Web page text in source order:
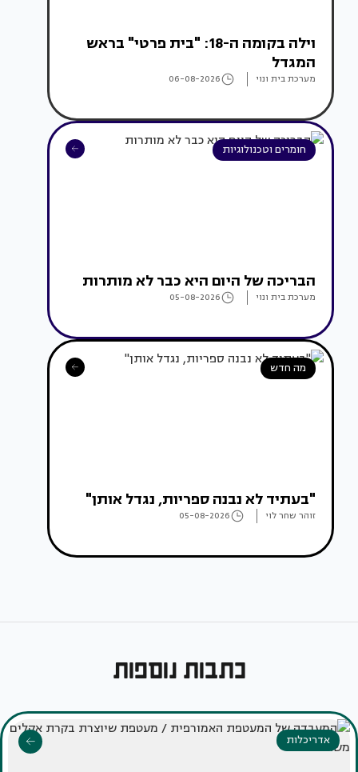
וילה בקומה ה-18: "בית פרטי" בראש
המגדל
מערכת בית ונוי 06-08-2026
חומרים וטכנולוגיות
הבריכה של היום היא כבר לא מותרות
מערכת בית ונוי 05-08-2026
מה חדש
"בעתיד לא נבנה ספריות, נגדל אותן"
זוהר שחר לוי 05-08-2026
כתבות נוספות
אדריכלות